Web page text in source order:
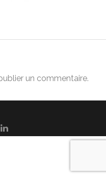
un commentaire.